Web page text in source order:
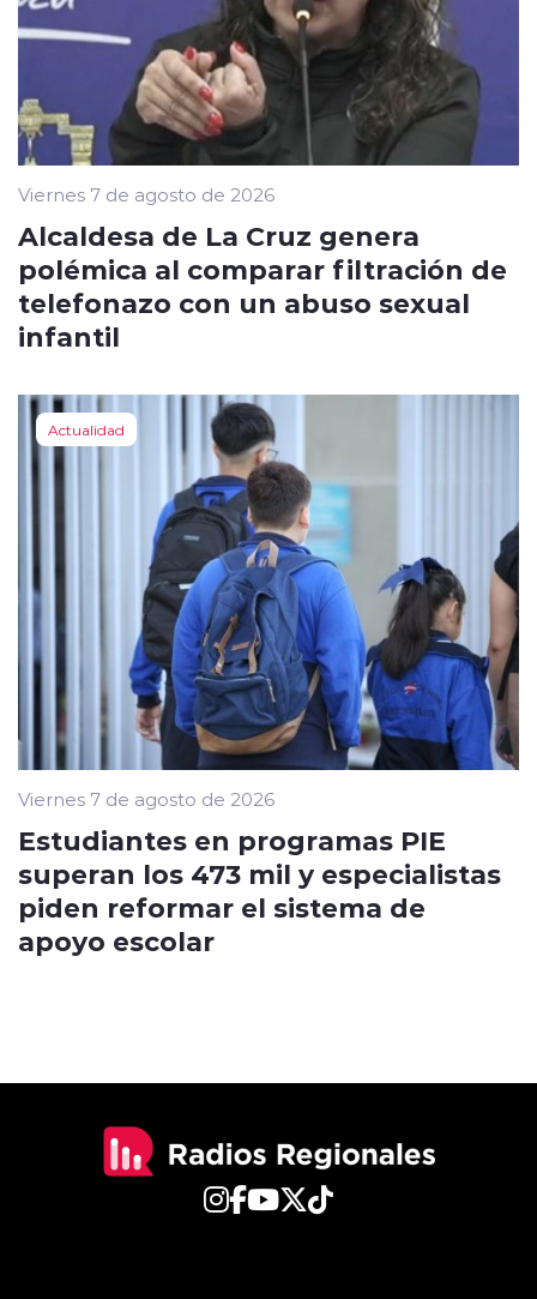
Viernes 7 de agosto de 2026
Alcaldesa de La Cruz genera
polémica al comparar filtración de
telefonazo con un abuso sexual
infantil
Actualidad
Viernes 7 de agosto de 2026
Estudiantes en programas PIE
superan los 473 mil y especialistas
piden reformar el sistema de
apoyo escolar